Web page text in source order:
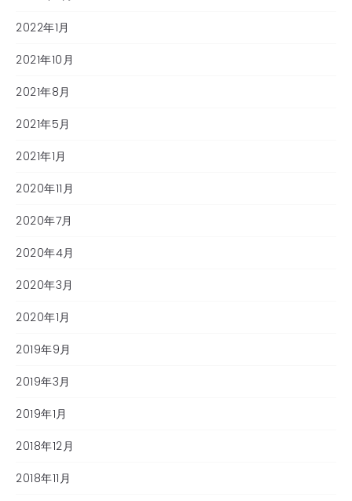
2022年1月
2021年10月
2021年8月
2021年5月
2021年1月
2020年11月
2020年7月
2020年4月
2020年3月
2020年1月
2019年9月
2019年3月
2019年1月
2018年12月
2018年11月